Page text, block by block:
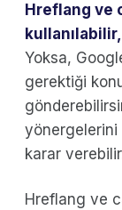
Hreflang ve
kullanılabilir,
Yoksa,
gerektiği
karar
Hreflang ve